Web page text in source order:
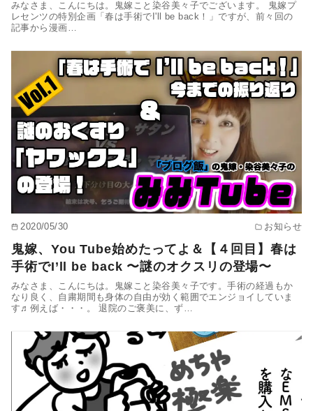
みなさま、こんにちは。鬼嫁こと染谷美々子でございます。 鬼嫁プ
レセンツの特別企画「春は手術でI'll be back！」ですが、前々回の
記事から漫画…
2020/05/30 お知らせ
鬼嫁、You Tube始めたってよ＆【４回目】春は
手術でI’ll be back 〜謎のオクスリの登場〜
みなさま、こんにちは。鬼嫁こと染谷美々子です。手術の経過もか
なり良く、自粛期間も身体の自由が効く範囲でエンジョイしていま
す♬例えば・・・。 退院のご褒美に、ず…